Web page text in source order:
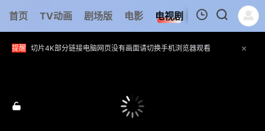
首页 TV动画 剧场版 电影 电视剧 短剧 追剧周表
我的观影记录
提醒 切片4K部分链接电脑网页没有画面请切换手机浏览器观看
动漫共和国-动漫共和国官网,动漫共和国网页版,在线动漫网址：
正在播放：《玫瑰丛生》第17集 - 备用线